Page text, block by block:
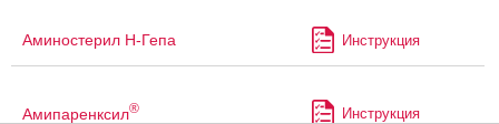
Аминостерил Н-Гепа Инструкция
Амипаренксил® Инструкция